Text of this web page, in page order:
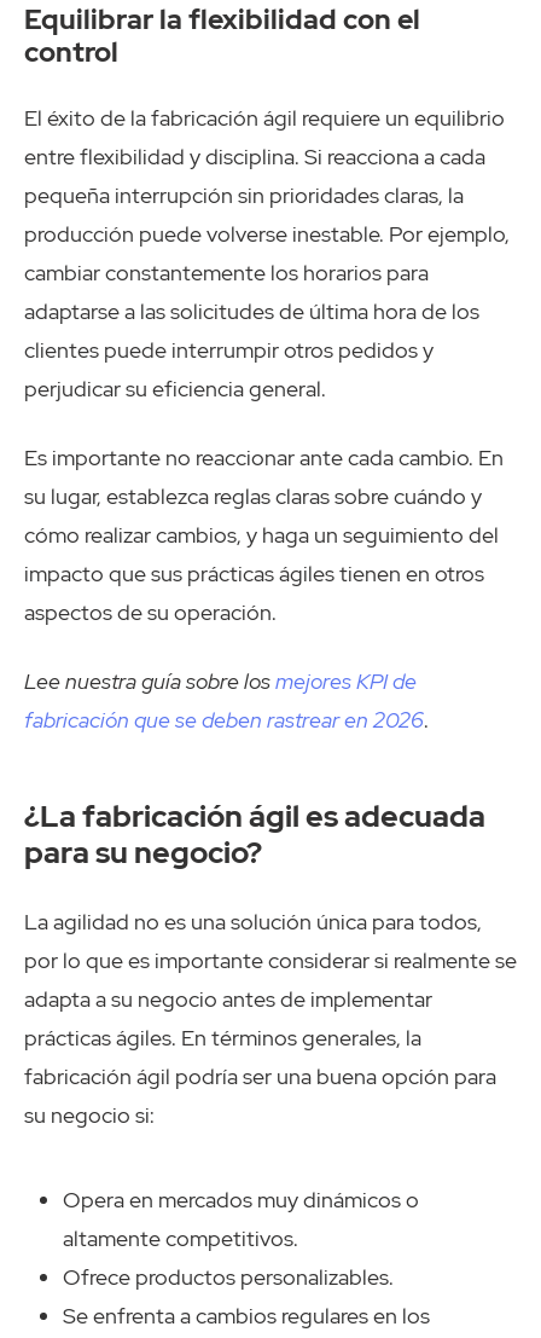
Equilibrar la flexibilidad con el
control
El éxito de la fabricación ágil requiere un equilibrio
entre flexibilidad y disciplina. Si reacciona a cada
pequeña interrupción sin prioridades claras, la
producción puede volverse inestable. Por ejemplo,
cambiar constantemente los horarios para
adaptarse a las solicitudes de última hora de los
clientes puede interrumpir otros pedidos y
perjudicar su eficiencia general.
Es importante no reaccionar ante cada cambio. En
su lugar, establezca reglas claras sobre cuándo y
cómo realizar cambios, y haga un seguimiento del
impacto que sus prácticas ágiles tienen en otros
aspectos de su operación.
Lee nuestra guía sobre losmejores KPI de
fabricación que se deben rastrear en 2026.
¿La fabricación ágil es adecuada
para su negocio?
La agilidad no es una solución única para todos,
por lo que es importante considerar si realmente se
adapta a su negocio antes de implementar
prácticas ágiles. En términos generales, la
fabricación ágil podría ser una buena opción para
su negocio si:
Opera en mercados muy dinámicos o
altamente competitivos.
Ofrece productos personalizables.
Se enfrenta a cambios regulares en los